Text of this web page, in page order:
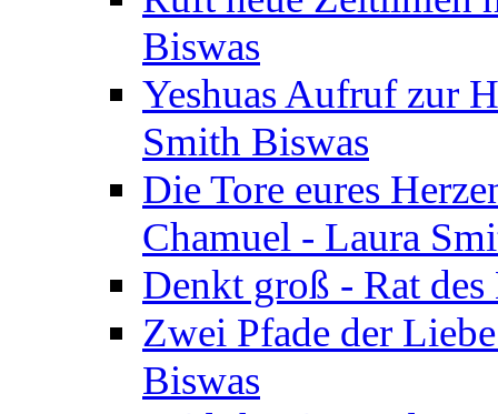
Biswas
Yeshuas Aufruf zur
Smith Biswas
Die Tore eures
Chamuel - Laura
Denkt groß - Rat
Zwei Pfade der
Biswas